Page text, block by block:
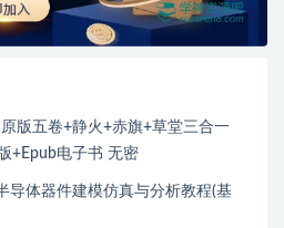
版五卷+静火+赤旗+草堂三合一
+Epub电子书 无密
导体器件建模仿真与分析教程(基